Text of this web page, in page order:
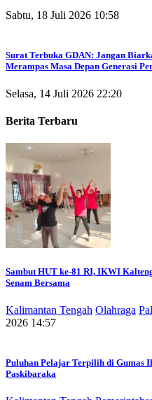
Sabtu, 18 Juli 2026 10:58
Surat Terbuka GDAN: Jangan
Merampas Masa Depan Generasi
Selasa, 14 Juli 2026 22:20
Berita Terbaru
Sambut HUT ke-81 RI, IKWI
Senam Bersama
Kalimantan Tengah Olahraga
2026 14:57
Puluhan Pelajar Terpilih di Gumas
Paskibaraka